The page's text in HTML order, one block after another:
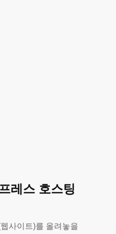
는질문
레스 호스팅
사이트)를 올려놓을